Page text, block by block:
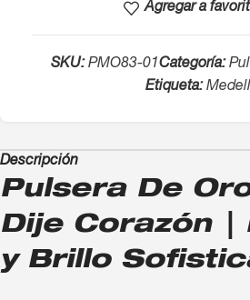
Agregar a
SKU:PMO83-01Categoría:
Etiqueta:
Descripción
Pulsera De
Dije Corazón |
y Brillo